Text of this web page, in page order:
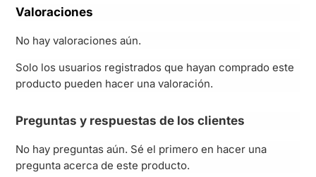
Valoraciones
No hay valoraciones aún.
Solo los usuarios registrados que hayan comprado este
producto pueden hacer una valoración.
Preguntas y respuestas de los clientes
No hay preguntas aún. Sé el primero en hacer una
pregunta acerca de este producto.